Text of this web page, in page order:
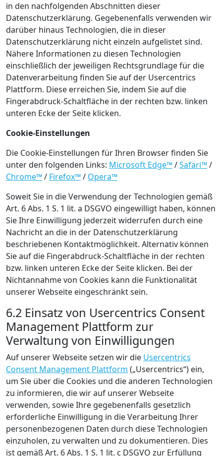
in den nachfolgenden Abschnitten dieser
Datenschutzerklärung. Gegebenenfalls verwenden wir
darüber hinaus Technologien, die in dieser
Datenschutzerklärung nicht einzeln aufgelistet sind.
Nähere Informationen zu diesen Technologien
einschließlich der jeweiligen Rechtsgrundlage für die
Datenverarbeitung finden Sie auf der Usercentrics
Plattform. Diese erreichen Sie, indem Sie auf die
Fingerabdruck-Schaltfläche in der rechten bzw. linken
unteren Ecke der Seite klicken.
Cookie-Einstellungen
Die Cookie-Einstellungen für Ihren Browser finden Sie
unter den folgenden Links: Microsoft Edge™/Safari™/
Chrome™/ Firefox™/ Opera™
Soweit Sie in die Verwendung der Technologien gemäß
Art. 6 Abs. 1 S. 1 lit. a DSGVO eingewilligt haben, können
Sie Ihre Einwilligung jederzeit widerrufen durch eine
Nachricht an die in der Datenschutzerklärung
beschriebenen Kontaktmöglichkeit. Alternativ können
Sie auf die Fingerabdruck-Schaltfläche in der rechten
bzw. linken unteren Ecke der Seite klicken. Bei der
Nichtannahme von Cookies kann die Funktionalität
unserer Webseite eingeschränkt sein.
6.2 Einsatz von Usercentrics Consent
Management Plattform zur
Verwaltung von Einwilligungen
Auf unserer Webseite setzen wir die Usercentrics
Consent Management Plattform („Usercentrics“) ein,
um Sie über die Cookies und die anderen Technologien
zu informieren, die wir auf unserer Webseite
verwenden, sowie Ihre gegebenenfalls gesetzlich
erforderliche Einwilligung in die Verarbeitung Ihrer
personenbezogenen Daten durch diese Technologien
einzuholen, zu verwalten und zu dokumentieren. Dies
ist gemäß Art. 6 Abs. 1 S. 1 lit. c DSGVO zur Erfüllung